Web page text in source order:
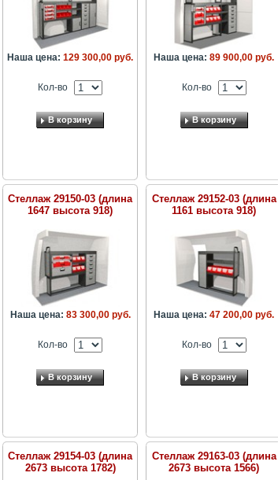
Наша цена: 129 300,00 руб.
Кол-во
В корзину
Наша цена: 89 900,00 руб.
Кол-во
В корзину
Стеллаж 29150-03 (длина
1647 высота 918)
Наша цена: 83 300,00 руб.
Кол-во
В корзину
Стеллаж 29152-03 (длина
1161 высота 918)
Наша цена: 47 200,00 руб.
Кол-во
В корзину
Стеллаж 29154-03 (длина
2673 высота 1782)
Стеллаж 29163-03 (длина
2673 высота 1566)